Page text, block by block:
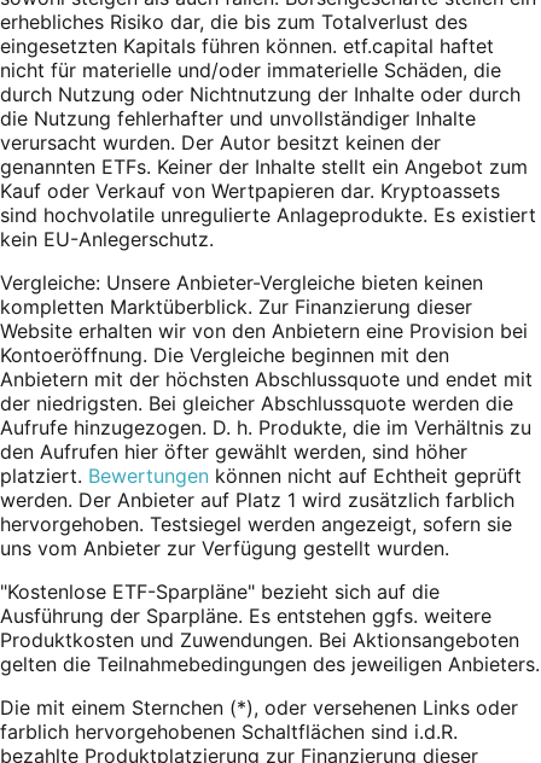
erhebliches Risiko dar, die bis zum Totalverlust des
eingesetzten Kapitals führen können. etf.capital haftet
nicht für materielle und/oder immaterielle Schäden, die
durch Nutzung oder Nichtnutzung der Inhalte oder durch
die Nutzung fehlerhafter und unvollständiger Inhalte
verursacht wurden. Der Autor besitzt keinen der
genannten ETFs. Keiner der Inhalte stellt ein Angebot zum
Kauf oder Verkauf von Wertpapieren dar. Kryptoassets
sind hochvolatile unregulierte Anlageprodukte. Es existiert
kein EU-Anlegerschutz.
Vergleiche: Unsere Anbieter-Vergleiche bieten keinen
kompletten Marktüberblick. Zur Finanzierung dieser
Website erhalten wir von den Anbietern eine Provision bei
Kontoeröffnung. Die Vergleiche beginnen mit den
Anbietern mit der höchsten Abschlussquote und endet mit
der niedrigsten. Bei gleicher Abschlussquote werden die
Aufrufe hinzugezogen. D. h. Produkte, die im Verhältnis zu
den Aufrufen hier öfter gewählt werden, sind höher
platziert. Bewertungen können nicht auf Echtheit geprüft
werden. Der Anbieter auf Platz 1 wird zusätzlich farblich
hervorgehoben. Testsiegel werden angezeigt, sofern sie
uns vom Anbieter zur Verfügung gestellt wurden.
"Kostenlose ETF-Sparpläne" bezieht sich auf die
Ausführung der Sparpläne. Es entstehen ggfs. weitere
Produktkosten und Zuwendungen. Bei Aktionsangeboten
gelten die Teilnahmebedingungen des jeweiligen Anbieters.
Die mit einem Sternchen (*), oder versehenen Links oder
farblich hervorgehobenen Schaltflächen sind i.d.R.
bezahlte Produktplatzierung zur Finanzierung dieser